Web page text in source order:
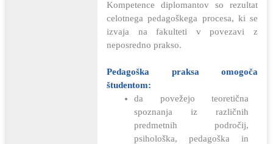
Kompetence diplomantov so rezultat
celotnega pedagoškega procesa, ki se
izvaja na fakulteti v povezavi z
neposredno prakso.
Pedagoška praksa omogoča
študentom:
da povežejo teoretična
spoznanja iz različnih
predmetnih področij,
psihološka, pedagoška in